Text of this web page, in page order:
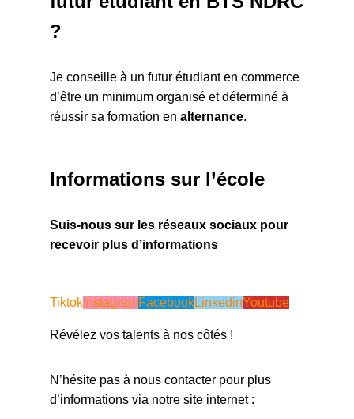
?
Je conseille à un futur étudiant en commerce
d’être un minimum organisé et déterminé à
réussir sa formation en alternance.
Informations sur l’école
Suis-nous sur les réseaux sociaux pour
recevoir plus d’informations
TiktokInstagramFacebookLinkedinYoutube
Révélez vos talents à nos côtés !
N’hésite pas à nous contacter pour plus
d’informations via notre site internet :